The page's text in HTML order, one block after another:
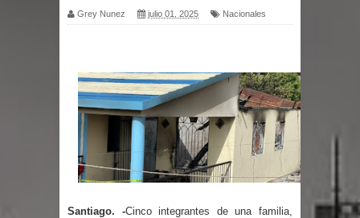
presunta estafa contra el
PRM votará “por aclamación” a sus
nuevas autoridades
El expresidente peruano Ollanta
Grey Nunez julio 01, 2025 Nacionales
Santiago. -Cinco integrantes de una familia,